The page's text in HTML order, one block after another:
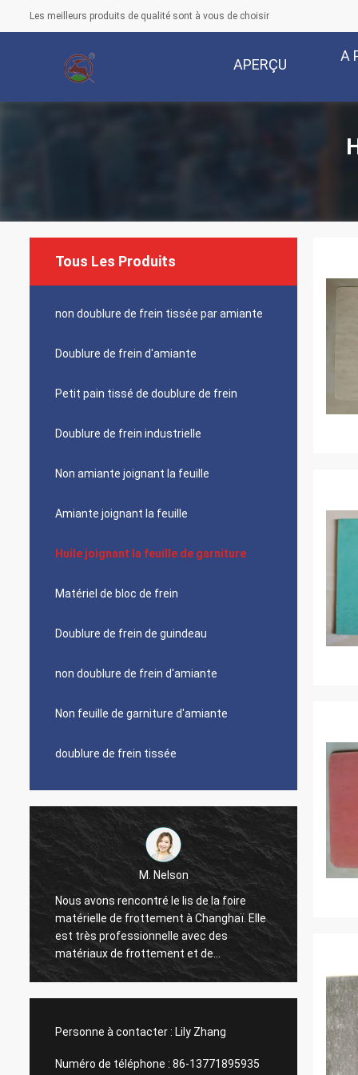
Les meilleurs produits de qualité sont à vous de choisir
APERÇU
A
Tous Les Produits
non doublure de frein tissée par amiante
Doublure de frein d'amiante
Petit pain tissé de doublure de frein
Doublure de frein industrielle
Non amiante joignant la feuille
Amiante joignant la feuille
Huile joignant la feuille de garniture
Matériel de bloc de frein
Doublure de frein de guindeau
non doublure de frein d'amiante
Non feuille de garniture d'amiante
doublure de frein tissée
M. Nelson
Nous avons rencontré le lis de la foire
matérielle de frottement à Changhaï. Elle
est très professionnelle avec des
matériaux de frottement et de
cachetage. Nous avons importé la
agréable coopération tout le temps.
Fournisseur honnête même, nous leur
très
Personne à contacter : Lily Zhang
Numéro de téléphone : 86-13771895935